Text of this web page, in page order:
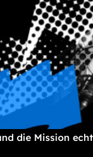
die Mission